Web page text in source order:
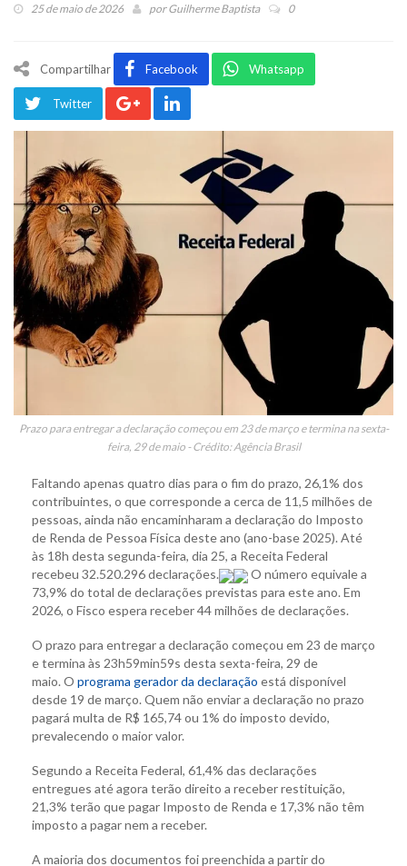
25 de maio de 2026 porGuilherme Baptista 0
Compartilhar Facebook Whatsapp
Twitter
Prazo para entregar a declaração começou em 23 de março e termina na sexta-
feira, 29 de maio - Crédito: Agência Brasil
Faltando apenas quatro dias para o fim do prazo, 26,1% dos
contribuintes, o que corresponde a cerca de 11,5 milhões de
pessoas, ainda não encaminharam a declaração do Imposto
de Renda de Pessoa Física deste ano (ano-base 2025). Até
às 18h desta segunda-feira, dia 25, a Receita Federal
recebeu 32.520.296 declarações.
O número equivale a
73,9% do total de declarações previstas para este ano. Em
2026, o Fisco espera receber 44 milhões de declarações.
O prazo para entregar a declaração começou em 23 de março
e termina às 23h59min59s desta sexta-feira, 29 de
maio. O programa gerador da declaração está disponível
desde 19 de março. Quem não enviar a declaração no prazo
pagará multa de R$ 165,74 ou 1% do imposto devido,
prevalecendo o maior valor.
Segundo a Receita Federal, 61,4% das declarações
entregues até agora terão direito a receber restituição,
21,3% terão que pagar Imposto de Renda e 17,3% não têm
imposto a pagar nem a receber.
A maioria dos documentos foi preenchida a partir do